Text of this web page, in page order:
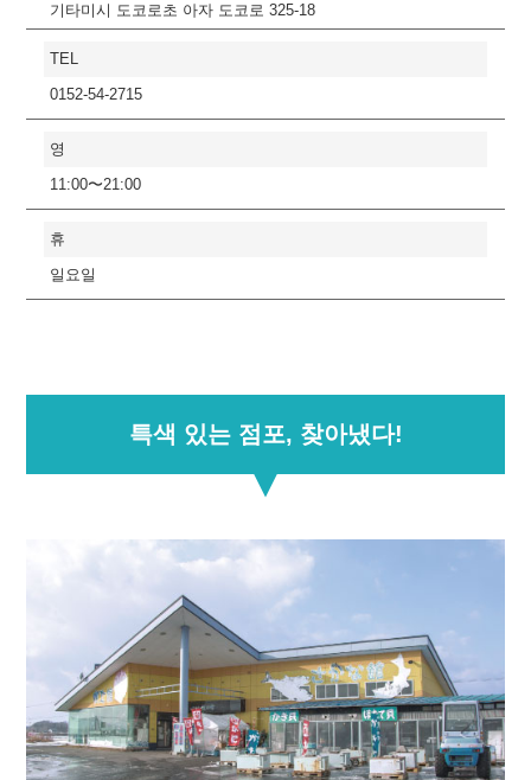
기타미시 도코로초 아자 도코로 325-18
TEL
0152-54-2715
영
11:00〜21:00
휴
일요일
특색 있는 점포, 찾아냈다!